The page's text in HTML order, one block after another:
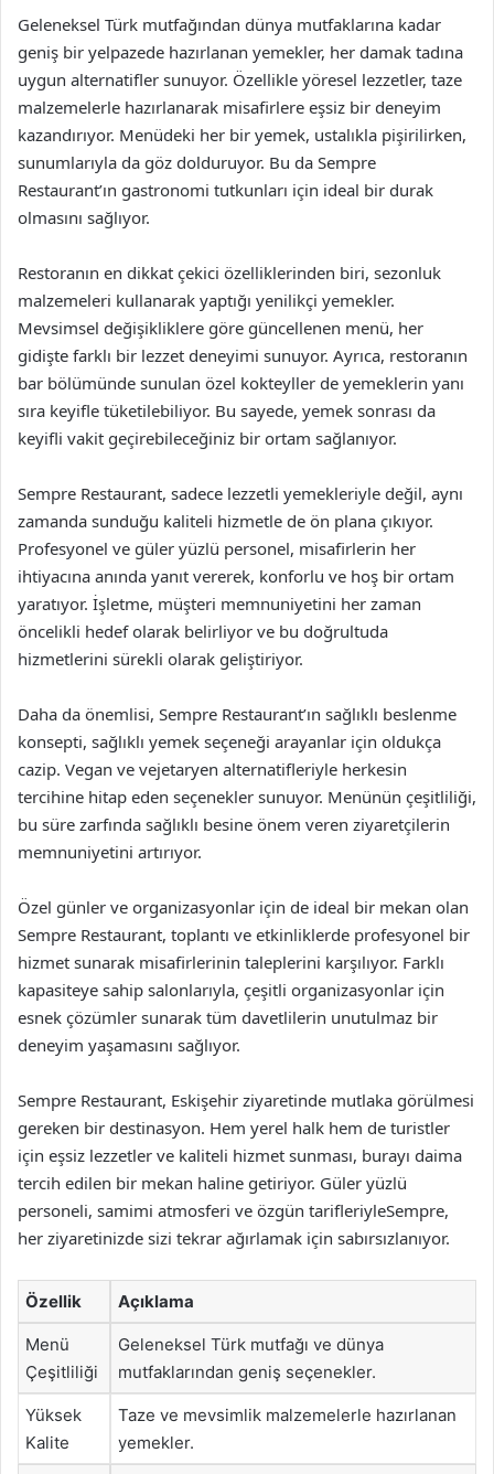
Geleneksel Türk mutfağından dünya mutfaklarına kadar
geniş bir yelpazede hazırlanan yemekler, her damak tadına
uygun alternatifler sunuyor. Özellikle yöresel lezzetler, taze
malzemelerle hazırlanarak misafirlere eşsiz bir deneyim
kazandırıyor. Menüdeki her bir yemek, ustalıkla pişirilirken,
sunumlarıyla da göz dolduruyor. Bu da Sempre
Restaurant’ın gastronomi tutkunları için ideal bir durak
olmasını sağlıyor.
Restoranın en dikkat çekici özelliklerinden biri, sezonluk
malzemeleri kullanarak yaptığı yenilikçi yemekler.
Mevsimsel değişikliklere göre güncellenen menü, her
gidişte farklı bir lezzet deneyimi sunuyor. Ayrıca, restoranın
bar bölümünde sunulan özel kokteyller de yemeklerin yanı
sıra keyifle tüketilebiliyor. Bu sayede, yemek sonrası da
keyifli vakit geçirebileceğiniz bir ortam sağlanıyor.
Sempre Restaurant, sadece lezzetli yemekleriyle değil, aynı
zamanda sunduğu kaliteli hizmetle de ön plana çıkıyor.
Profesyonel ve güler yüzlü personel, misafirlerin her
ihtiyacına anında yanıt vererek, konforlu ve hoş bir ortam
yaratıyor. İşletme, müşteri memnuniyetini her zaman
öncelikli hedef olarak belirliyor ve bu doğrultuda
hizmetlerini sürekli olarak geliştiriyor.
Daha da önemlisi, Sempre Restaurant’ın sağlıklı beslenme
konsepti, sağlıklı yemek seçeneği arayanlar için oldukça
cazip. Vegan ve vejetaryen alternatifleriyle herkesin
tercihine hitap eden seçenekler sunuyor. Menünün çeşitliliği,
bu süre zarfında sağlıklı besine önem veren ziyaretçilerin
memnuniyetini artırıyor.
Özel günler ve organizasyonlar için de ideal bir mekan olan
Sempre Restaurant, toplantı ve etkinliklerde profesyonel bir
hizmet sunarak misafirlerinin taleplerini karşılıyor. Farklı
kapasiteye sahip salonlarıyla, çeşitli organizasyonlar için
esnek çözümler sunarak tüm davetlilerin unutulmaz bir
deneyim yaşamasını sağlıyor.
Sempre Restaurant, Eskişehir ziyaretinde mutlaka görülmesi
gereken bir destinasyon. Hem yerel halk hem de turistler
için eşsiz lezzetler ve kaliteli hizmet sunması, burayı daima
tercih edilen bir mekan haline getiriyor. Güler yüzlü
personeli, samimi atmosferi ve özgün tarifleriyleSempre,
her ziyaretinizde sizi tekrar ağırlamak için sabırsızlanıyor.
Özellik Açıklama
Menü
Çeşitliliği
Geleneksel Türk mutfağı ve dünya
mutfaklarından geniş seçenekler.
Yüksek
Kalite
Taze ve mevsimlik malzemelerle hazırlanan
yemekler.